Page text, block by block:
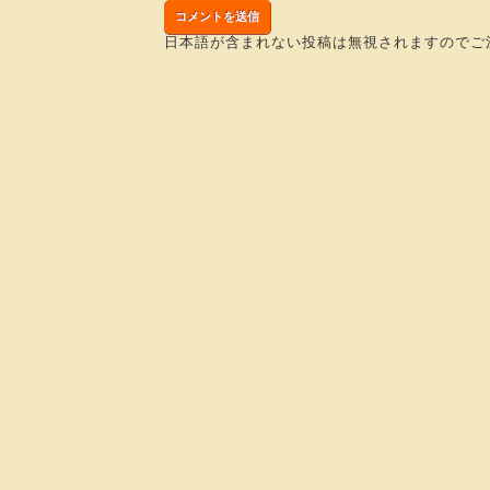
日本語が含まれない投稿は無視されますのでご